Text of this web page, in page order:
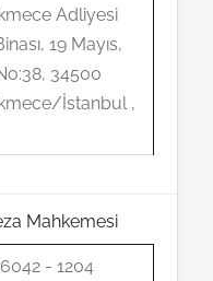
Adliyesi
19 Mayıs,
34500
İstanbul ,
Mahkemesi
- 1204